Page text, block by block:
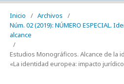
Inicio / Archivos
/
Núm. 02 (2019): NÚMERO ESPECIAL.
alcance
/
Estudios Monográficos. Alcance de la
«La identidad europea: impacto